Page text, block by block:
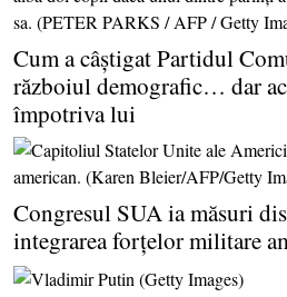
Cum a câştigat Partidul
războiul demografic… dar
împotriva lui
Congresul SUA ia măsuri
integrarea forţelor militare